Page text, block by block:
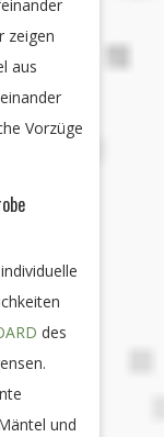
zeigen
aus
Vorzüge
des
und